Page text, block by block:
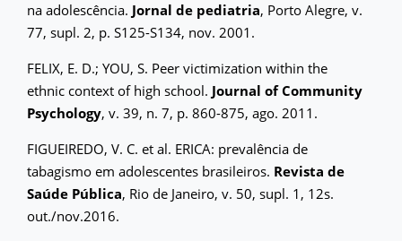
na adolescência. Jornal de pediatria, Porto Alegre, v.
77, supl. 2, p. S125-S134, nov. 2001.
FELIX, E. D.; YOU, S. Peer victimization within the
ethnic context of high school. Journal of Community
Psychology, v. 39, n. 7, p. 860-875, ago. 2011.
FIGUEIREDO, V. C. et al. ERICA: prevalência de
tabagismo em adolescentes brasileiros. Revista de
Saúde Pública, Rio de Janeiro, v. 50, supl. 1, 12s.
out./nov.2016.